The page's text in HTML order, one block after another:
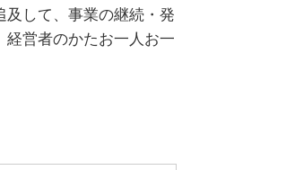
及して、事業の継続・発
経営者のかたお一人お一